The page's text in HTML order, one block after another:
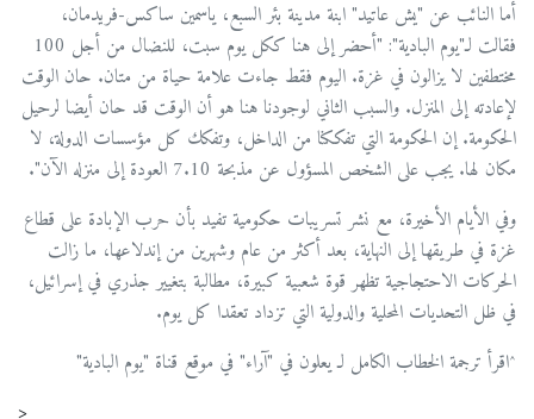
أما النائب عن "يش عاتيد" ابنة مدينة بئر السبع، ياسمين ساكس-فريدمان،
فقالت لـ"يوم البادية": "أحضر إلى هنا ككل يوم سبت، للنضال من أجل 100
مختطفين لا يزالون في غزة. اليوم فقط جاءت علامة حياة من متان. حان الوقت
لإعادته إلى المنزل. والسبب الثاني لوجودنا هنا هو أن الوقت قد حان أيضا لرحيل
الحكومة. إن الحكومة التي تفككنا من الداخل، وتفكك كل مؤسسات الدولة، لا
مكان لها. يجب على الشخص المسؤول عن مذبحة 7.10 العودة إلى منزله الآن".
وفي الأيام الأخيرة، مع نشر تسريبات حكومية تفيد بأن حرب الإبادة على قطاع
غزة في طريقها إلى النهاية، بعد أكثر من عام وشهرين من إندلاعها، ما زالت
الحركات الاحتجاجية تظهر قوة شعبية كبيرة، مطالبة بتغيير جذري في إسرائيل،
في ظل التحديات المحلية والدولية التي تزداد تعقدا كل يوم.
^اقرأ ترجمة الخطاب الكامل لـ يعلون في "آراء" في موقع قناة "يوم البادية"